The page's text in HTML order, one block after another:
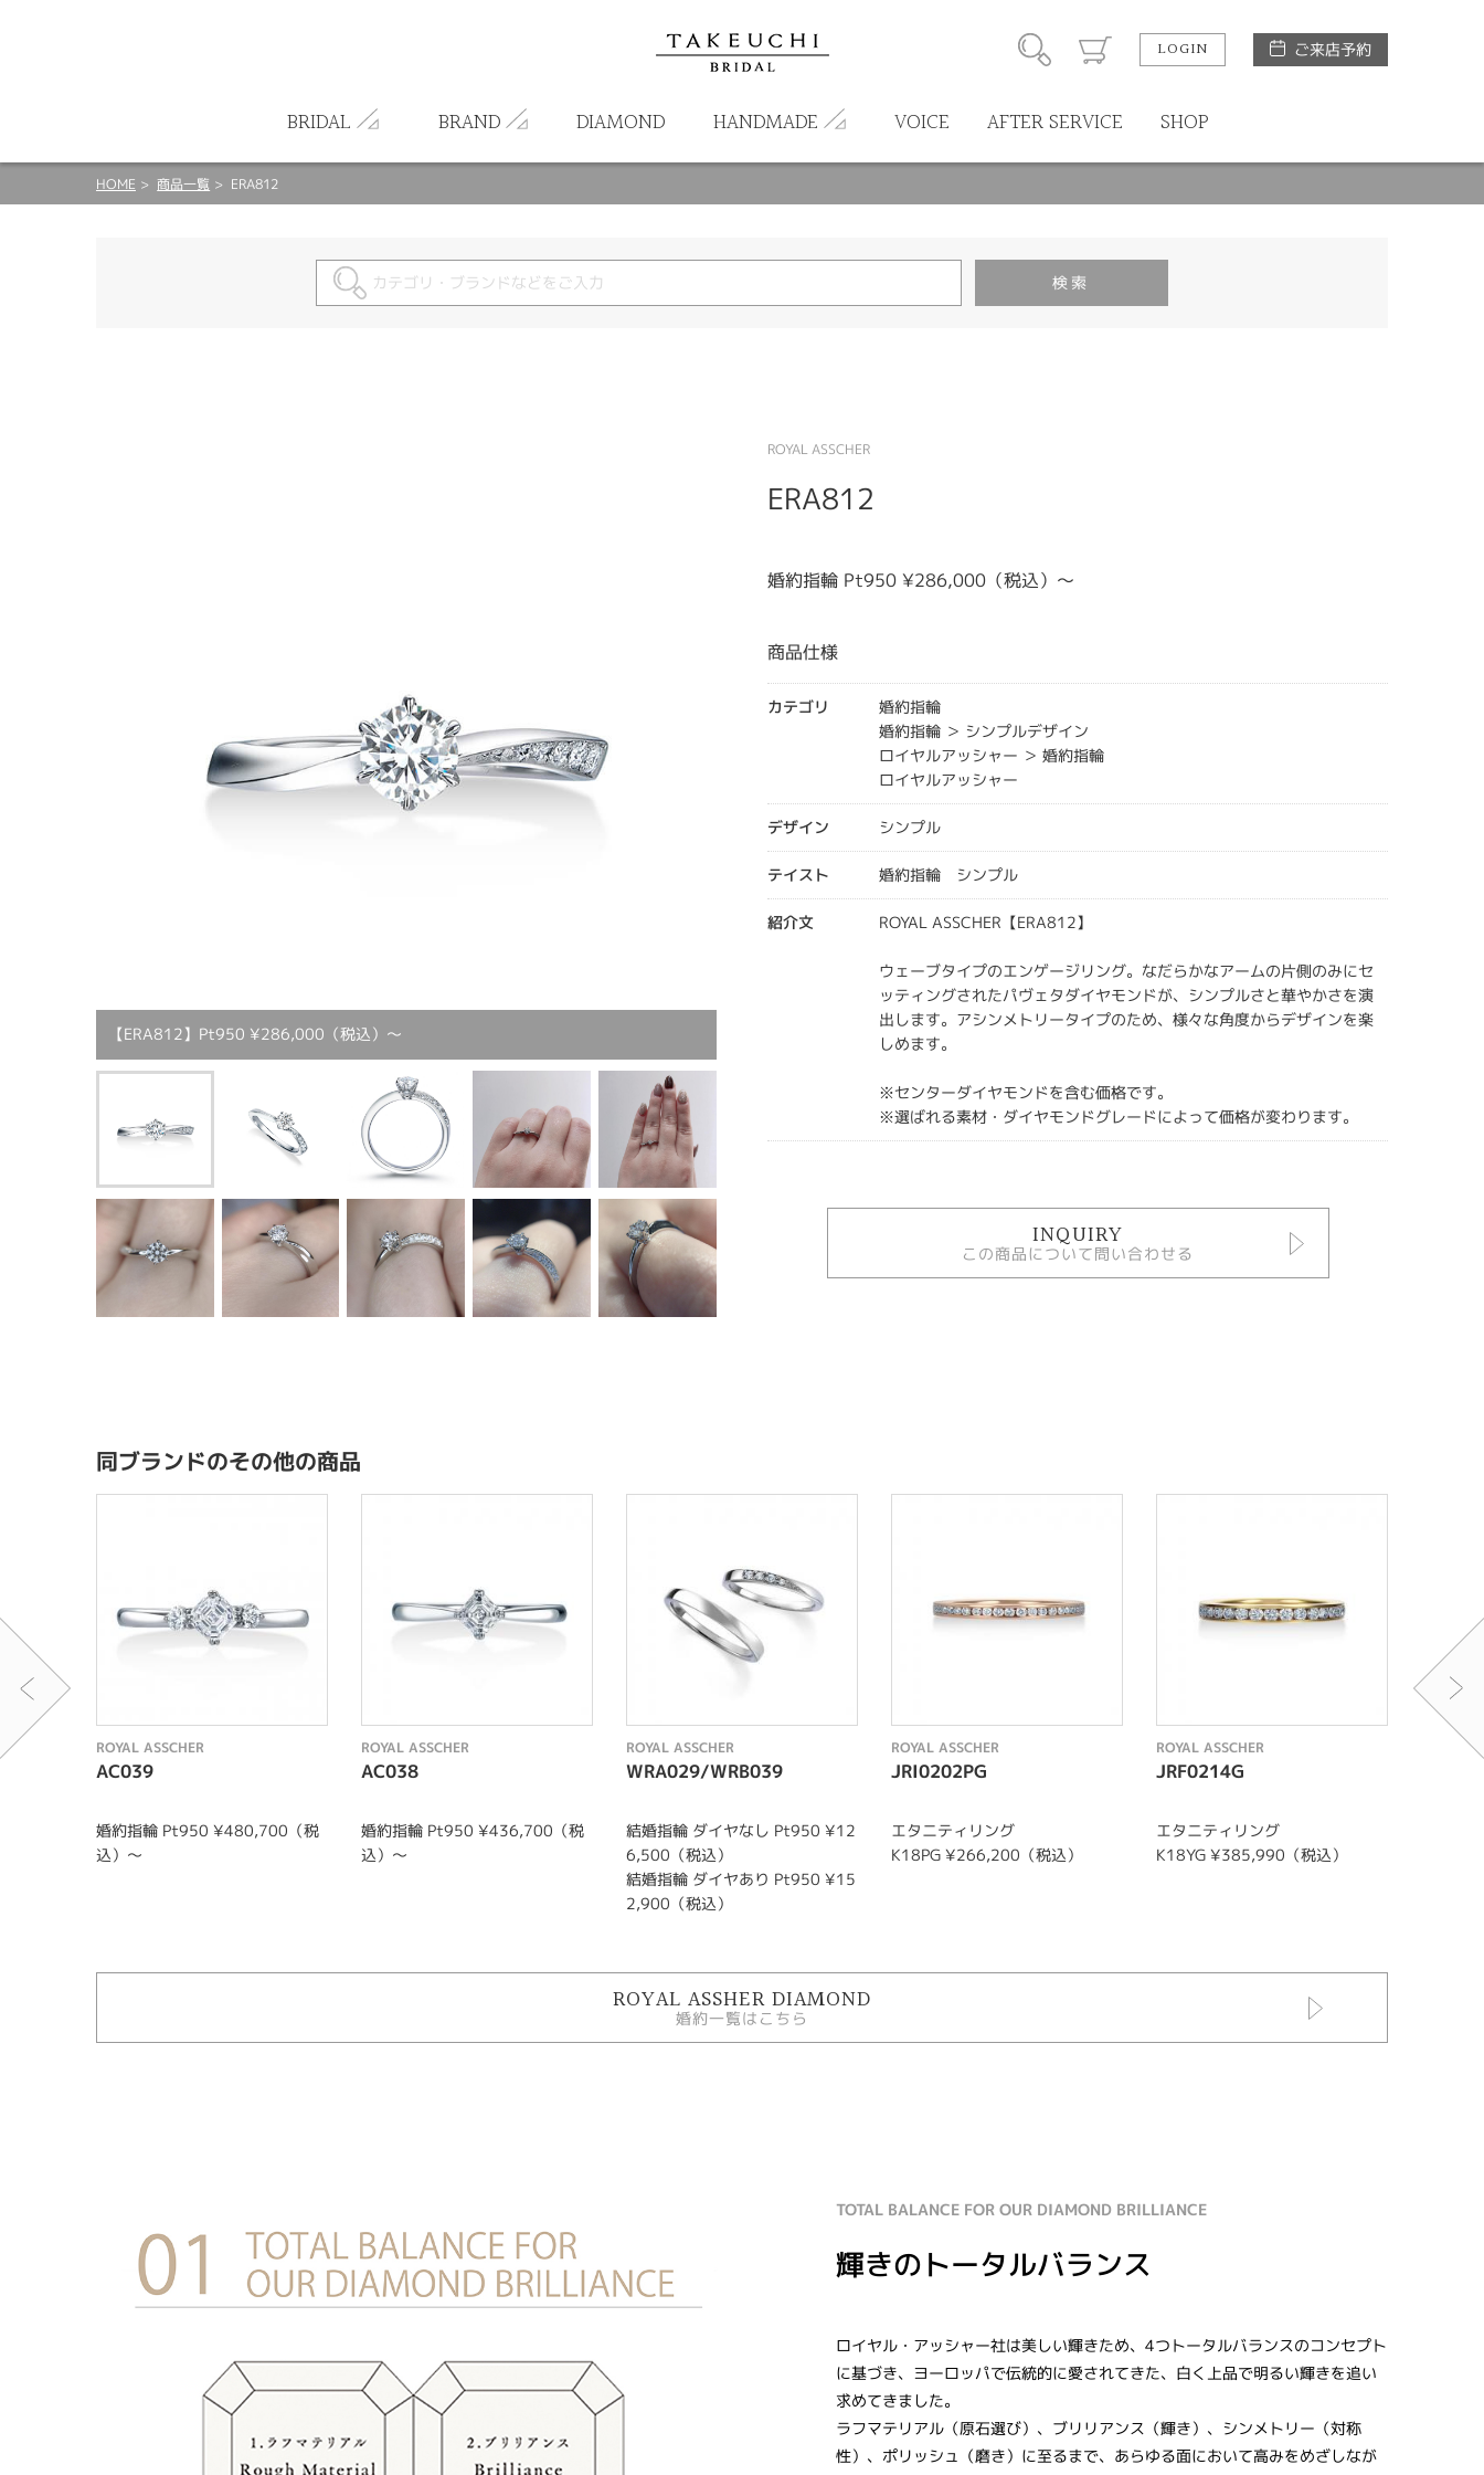
LOGIN ご来店予約
BRIDAL BRAND DIAMOND HANDMADE VOICE AFTER SERVICE SHOP
HOME 商品一覧 ERA812
【ERA812】Pt950 ¥286,000（税込）～
ROYAL ASSCHER
ERA812
婚約指輪 Pt950 ¥286,000（税込）～
商品仕様
カテゴリ
婚約指輪
婚約指輪 ＞ シンプルデザイン
ロイヤルアッシャー ＞ 婚約指輪
ロイヤルアッシャー
デザイン シンプル
テイスト 婚約指輪 シンプル
紹介文 ROYAL ASSCHER【ERA812】
ウェーブタイプのエンゲージリング。なだらかなアームの片側のみにセ
ッティングされたパヴェタダイヤモンドが、シンプルさと華やかさを演
出します。アシンメトリータイプのため、様々な角度からデザインを楽
しめます。
※センターダイヤモンドを含む価格です。
※選ばれる素材・ダイヤモンドグレードによって価格が変わります。
INQUIRY
この商品について問い合わせる
同ブランドのその他の商品
ROYAL ASSCHER
AC039
婚約指輪 Pt950 ¥480,700（税
込）～
ROYAL ASSCHER
AC038
婚約指輪 Pt950 ¥436,700（税
込）～
ROYAL ASSCHER
WRA029/WRB039
結婚指輪 ダイヤなし Pt950 ¥12
6,500（税込）
結婚指輪 ダイヤあり Pt950 ¥15
2,900（税込）
ROYAL ASSCHER
JRI0202PG
エタニティリング
K18PG ¥266,200（税込）
ROYAL ASSCHER
JRF0214G
エタニティリング
K18YG ¥385,990（税込）
ROYAL
ROYAL ASSHER DIAMOND
婚約一覧はこちら
TOTAL BALANCE FOR OUR DIAMOND BRILLIANCE
輝きのトータルバランス
ロイヤル・アッシャー社は美しい輝きため、4つトータルバランスのコンセプト
に基づき、ヨーロッパで伝統的に愛されてきた、白く上品で明るい輝きを追い
求めてきました。
ラフマテリアル（原石選び）、ブリリアンス（輝き）、シンメトリー（対称
性）、ポリッシュ（磨き）に至るまで、あらゆる面において高みをめざしなが